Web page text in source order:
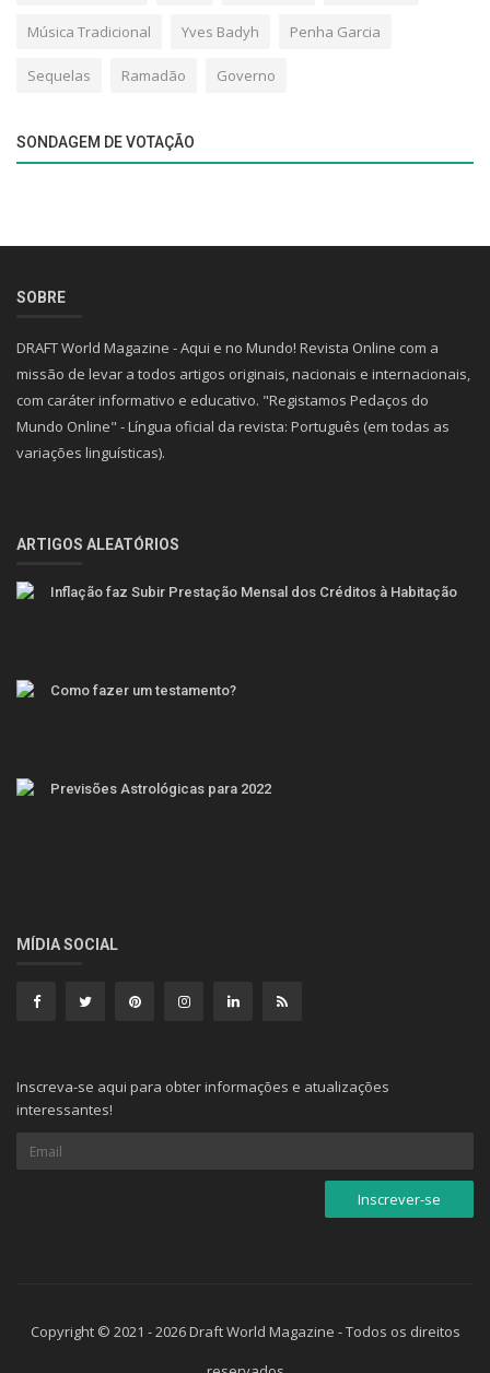
Música Tradicional Yves Badyh Penha Garcia
Sequelas Ramadão Governo
SONDAGEM DE VOTAÇÃO
SOBRE
DRAFT World Magazine - Aqui e no Mundo! Revista Online com a
missão de levar a todos artigos originais, nacionais e internacionais,
com caráter informativo e educativo. "Registamos Pedaços do
Mundo Online" - Língua oficial da revista: Português (em todas as
variações linguísticas).
ARTIGOS ALEATÓRIOS
Inflação faz Subir Prestação Mensal dos Créditos à Habitação
Como fazer um testamento?
Previsões Astrológicas para 2022
MÍDIA SOCIAL
Inscreva-se aqui para obter informações e atualizações
interessantes!
Copyright © 2021 - 2026 Draft World Magazine - Todos os direitos